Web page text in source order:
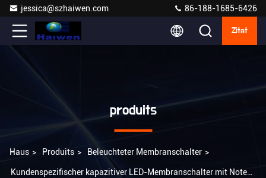
jessica@szhaiwen.com 86-188-1685-6426
Zitat
produits
Haus > Produits > Beleuchteter Membranschalter >
Kundenspezifischer kapazitiver LED-Membranschalter mit Noten-